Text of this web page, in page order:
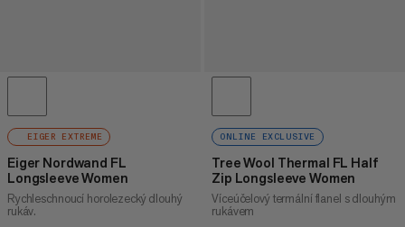
EIGER EXTREME
Eiger Nordwand FL
Longsleeve Women
Rychleschnoucí horolezecký dlouhý
rukáv.
ONLINE EXCLUSIVE
Tree Wool Thermal FL Half
Zip Longsleeve Women
Víceúčelový termální flanel s dlouhým
rukávem